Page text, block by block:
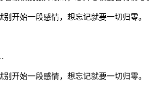
开始一段感情，想忘记就要一切归零。
开始一段感情，想忘记就要一切归零。